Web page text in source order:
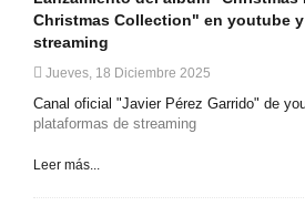
Christmas Collection" en youtube
streaming
Jueves, 18 Diciembre 2025
Canal oficial "Javier Pérez Garrido" de
plataformas de streaming
Leer más...